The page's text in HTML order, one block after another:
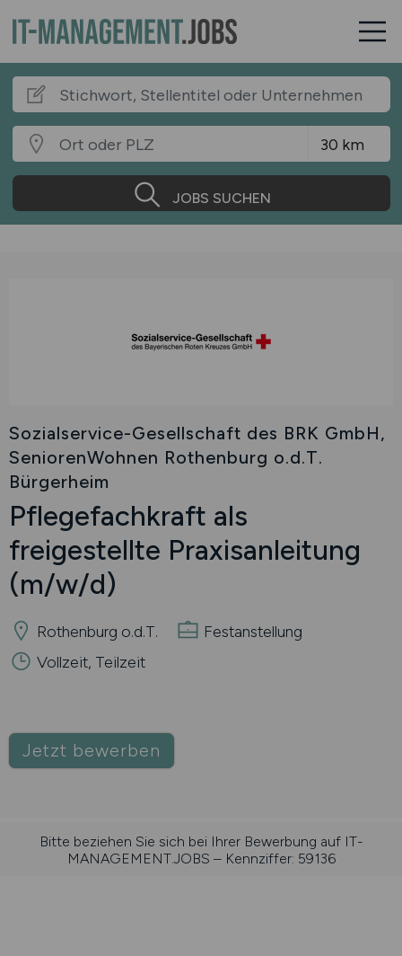
JOBS SUCHEN
Sozialservice-Gesellschaft des BRK GmbH,
SeniorenWohnen Rothenburg o.d.T.
Bürgerheim
Pflegefachkraft als
freigestellte Praxisanleitung
(m/w/d)
Rothenburg o.d.T.
Festanstellung
Vollzeit, Teilzeit
Jetzt bewerben
Bitte beziehen Sie sich bei Ihrer Bewerbung auf IT-
MANAGEMENT.JOBS – Kennziffer: 59136